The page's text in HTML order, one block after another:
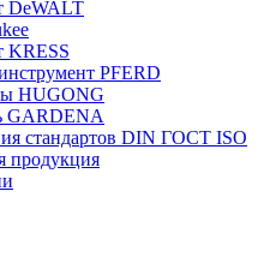
DeWALT
KRESS
PFERD
HUGONG
GARDENA
стандартов DIN ГОСТ ISO
продукция